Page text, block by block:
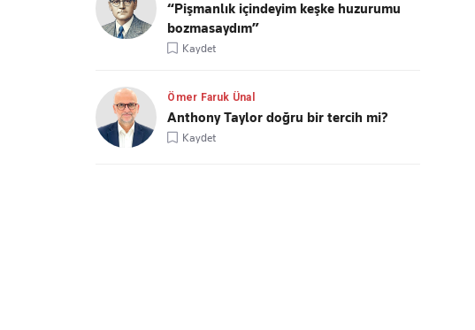
“Pişmanlık içindeyim keşke huzurumu
bozmasaydım”
Kaydet
Ömer Faruk Ünal
Anthony Taylor doğru bir tercih mi?
Kaydet